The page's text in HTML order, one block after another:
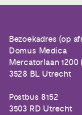
Bezoekadres (op
Domus Medica
Mercatorlaan 1200
3528 BL Utrecht
Postbus 8152
3503 RD Utrecht